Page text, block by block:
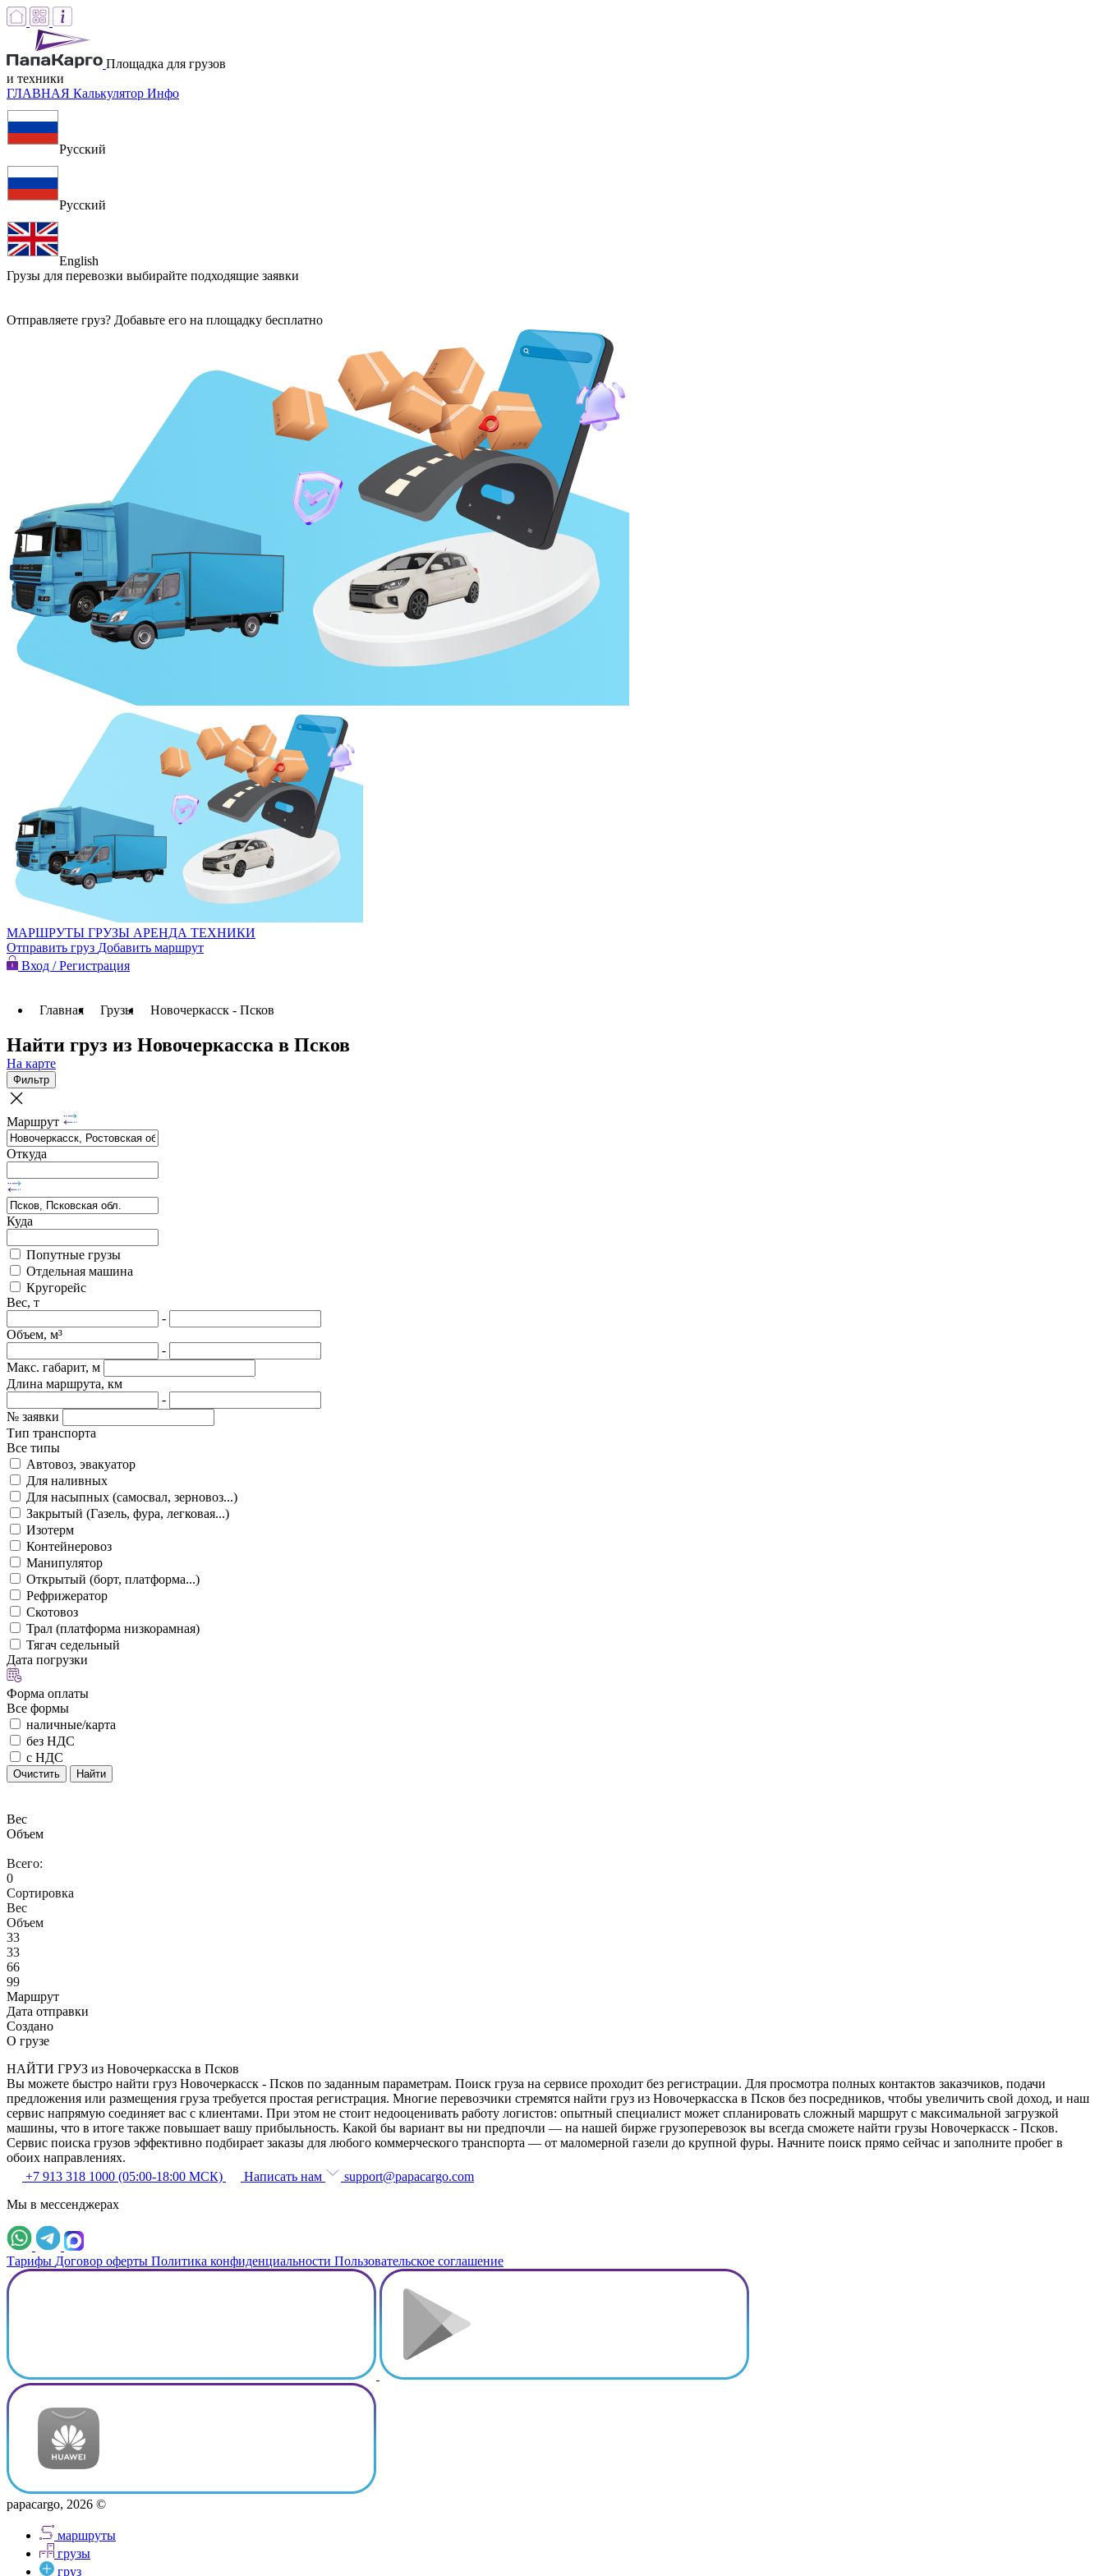
Площадка для грузов
и техники
ГЛАВНАЯ Калькулятор Инфо
Русский
Русский
English
Грузы для перевозки выбирайте подходящие заявки
Отправляете груз? Добавьте его на площадку бесплатно
МАРШРУТЫ ГРУЗЫ АРЕНДА ТЕХНИКИ
Отправить груз Добавить маршрут
Вход / Регистрация
Главная Грузы Новочеркасск - Псков
Найти груз из Новочеркасска в Псков
На карте
Фильтр
Маршрут
Откуда
Куда
Попутные грузы
Отдельная машина
Кругорейс
Вес, т
-
Объем, м³
-
Макс. габарит, м
Длина маршрута, км
-
№ заявки
Тип транспорта
Все типы
Автовоз, эвакуатор
Для наливных
Для насыпных (самосвал, зерновоз...)
Закрытый (Газель, фура, легковая...)
Изотерм
Контейнеровоз
Манипулятор
Открытый (борт, платформа...)
Рефрижератор
Скотовоз
Трал (платформа низкорамная)
Тягач седельный
Дата погрузки
Форма оплаты
Все формы
наличные/карта
без НДС
с НДС
Очистить Найти
Вес
Объем
Всего:
0
Сортировка
Вес
Объем
33
33
66
99
Маршрут
Дата отправки
Создано
О грузе
НАЙТИ ГРУЗ из Новочеркасска в Псков
Вы можете быстро найти груз Новочеркасск - Псков по заданным параметрам. Поиск груза на сервисе проходит без регистрации. Для просмотра полных контактов заказчиков, подачи
предложения или размещения груза требуется простая регистрация. Многие перевозчики стремятся найти груз из Новочеркасска в Псков без посредников, чтобы увеличить свой доход, и наш
сервис напрямую соединяет вас с клиентами. При этом не стоит недооценивать работу логистов: опытный специалист может спланировать сложный маршрут с максимальной загрузкой
машины, что в итоге также повышает вашу прибыльность. Какой бы вариант вы ни предпочли — на нашей бирже грузоперевозок вы всегда сможете найти грузы Новочеркасск - Псков.
Сервис поиска грузов эффективно подбирает заказы для любого коммерческого транспорта — от маломерной газели до крупной фуры. Начните поиск прямо сейчас и заполните пробег в
обоих направлениях.
+7 913 318 1000 (05:00-18:00 МСК)
Написать нам
support@papacargo.com
Мы в мессенджерах
Тарифы Договор оферты Политика конфиденциальности Пользовательское соглашение
papacargo, 2026 ©
маршруты
грузы
груз